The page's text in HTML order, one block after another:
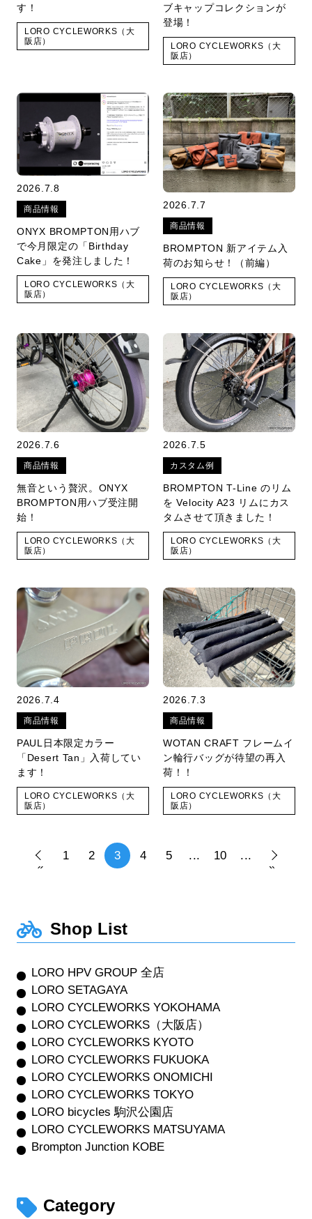
す！
LORO CYCLEWORKS（大
阪店）
ブキャップコレクションが
登場！
LORO CYCLEWORKS（大
阪店）
2026.7.8
商品情報
ONYX BROMPTON用ハブ
で今月限定の「Birthday
Cake」を発注しました！
LORO CYCLEWORKS（大
阪店）
2026.7.7
商品情報
BROMPTON 新アイテム入
荷のお知らせ！（前編）
LORO CYCLEWORKS（大
阪店）
2026.7.6
商品情報
無音という贅沢。ONYX
BROMPTON用ハブ受注開
始！
LORO CYCLEWORKS（大
阪店）
2026.7.5
カスタム例
BROMPTON T-Line のリム
を Velocity A23 リムにカス
タムさせて頂きました！
LORO CYCLEWORKS（大
阪店）
2026.7.4
商品情報
PAUL日本限定カラー
「Desert Tan」入荷してい
ます！
LORO CYCLEWORKS（大
阪店）
2026.7.3
商品情報
WOTAN CRAFT フレームイ
ン輪行バッグが待望の再入
荷！！
LORO CYCLEWORKS（大
阪店）
«
1 2 3 4 5 ... 10
...
»
Shop List
LORO HPV GROUP 全店
LORO SETAGAYA
LORO CYCLEWORKS YOKOHAMA
LORO CYCLEWORKS（大阪店）
LORO CYCLEWORKS KYOTO
LORO CYCLEWORKS FUKUOKA
LORO CYCLEWORKS ONOMICHI
LORO CYCLEWORKS TOKYO
LORO bicycles 駒沢公園店
LORO CYCLEWORKS MATSUYAMA
Brompton Junction KOBE
Category